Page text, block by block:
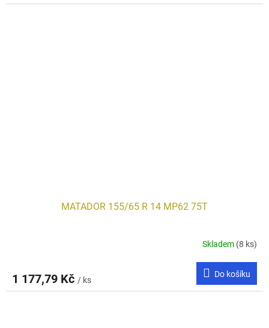
MATADOR 155/65 R 14 MP62 75T
Skladem (8 ks)
1 177,79 Kč / ks
Do košíku